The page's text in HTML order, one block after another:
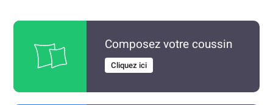
Composez votre coussin
Cliquez ici